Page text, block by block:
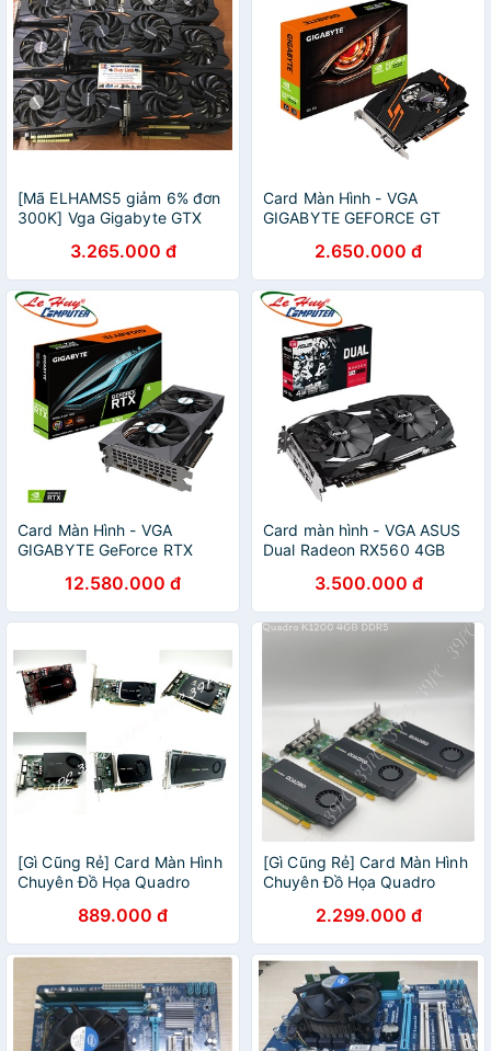
[Mã ELHAMS5 giảm 6% đơn
300K] Vga Gigabyte GTX
3.265.000 đ
Card Màn Hình - VGA
GIGABYTE GEFORCE GT
N1030OC-2GI)
2.650.000 đ
Card Màn Hình - VGA
GIGABYTE GeForce RTX
(GV-N3060EAGLE OC-
12GD)
12.580.000 đ
Card màn hình - VGA ASUS
Dual Radeon RX560 4GB
3.500.000 đ
[Gì Cũng Rẻ] Card Màn Hình
Chuyên Đồ Họa Quadro
2000, Quadro 4000
889.000 đ
[Gì Cũng Rẻ] Card Màn Hình
Chuyên Đồ Họa Quadro
2.299.000 đ